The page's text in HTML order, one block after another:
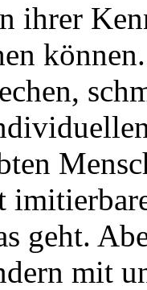
ihrer
geht.
mit